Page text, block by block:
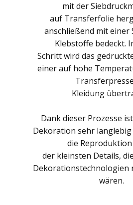
mit der
auf Transferfolie
anschließend mit einer
Klebstoffe bedeckt.
Schritt wird das
einer auf hohe
Kleidung
Dank dieser Prozesse
Dekoration sehr
die
der kleinsten Details,
Dekorationstechnologien
wären.